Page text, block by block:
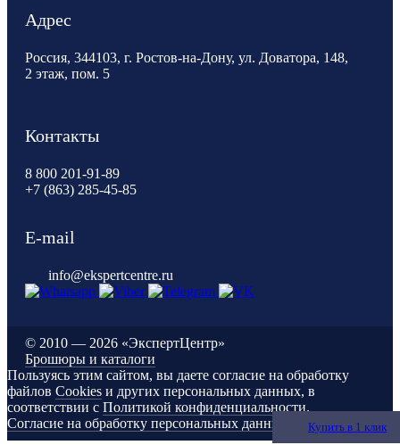
Купить в 1 клик
Купить в 1 клик
Купить в 1 клик
Адрес
Россия, 344103, г. Ростов-на-Дону, ул. Доватора, 148,
2 этаж, пом. 5
Контакты
8 800 201-91-89
+7 (863) 285-45-85
E-mail
info@ekspertcentre.ru
© 2010 — 2026 «ЭкспертЦентр»
Брошюры и каталоги
Пользуясь этим сайтом, вы даете согласие на обработку
файлов Cookies и других персональных данных, в
соответствии с Политикой конфиденциальности.
Согласие на обработку персональных данных